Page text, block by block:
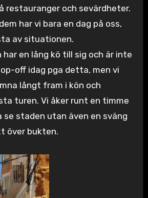
restauranger och sevärdheter.
har vi bara en dag på oss,
av situationen.
har en lång kö till sig och är inte
off idag pga detta, men vi
långt fram i kön och
turen. Vi åker runt en timme
se staden utan även en sväng
över bukten.